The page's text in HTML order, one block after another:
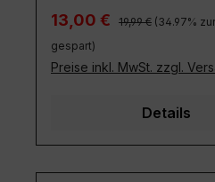
Verkaufspreis:
13,00 € Regulärer Preis:
19,99 € (34.97%
gespart)
Preise inkl. MwSt. zzgl.
Details